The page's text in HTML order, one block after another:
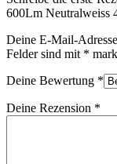
600Lm Neutralweiss
Deine E-Mail-
Felder sind mit *
Deine Bewertung *
Deine Rezension *